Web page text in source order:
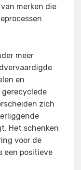
merken die
meer
en
zich
Het schenken
voor de
een positieve